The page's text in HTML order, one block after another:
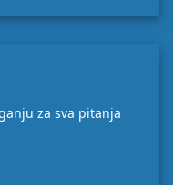
za sva pitanja